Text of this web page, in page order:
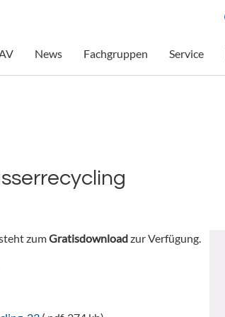
News Fachgruppen Service
zumGratisdownloadzur Verfügung.